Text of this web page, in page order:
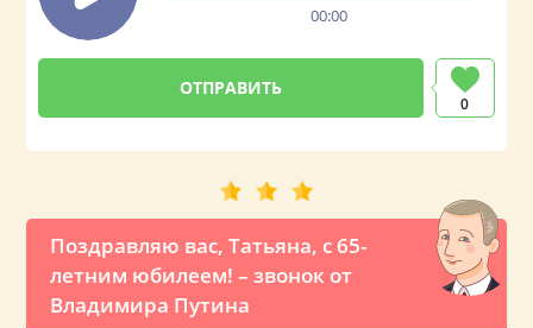
00:00
0
Поздравляю вас, Татьяна, с 65-
летним юбилеем! – звонок от
Владимира Путина